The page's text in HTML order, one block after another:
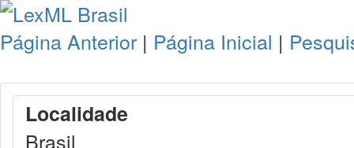
Página Anterior | Página Inicial |
Localidade
Brasil